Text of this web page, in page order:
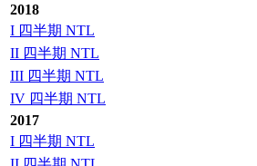
2018
I 四半期 NTL
II 四半期 NTL
III 四半期 NTL
IV 四半期 NTL
2017
I 四半期 NTL